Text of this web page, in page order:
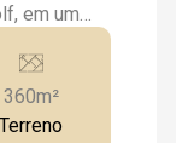
em um
e
sem
de
360m²
Terreno